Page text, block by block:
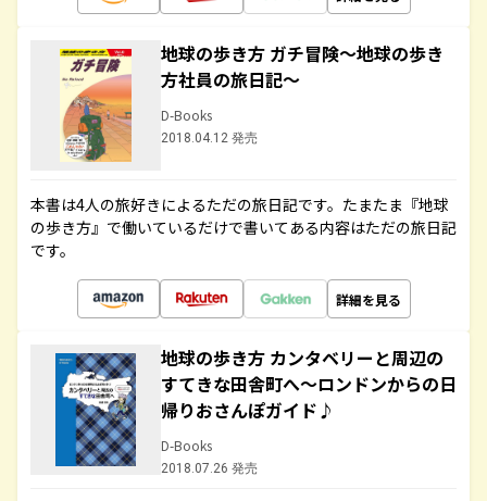
地球の歩き方 ガチ冒険～地球の歩き
方社員の旅日記～
D-Books
2018.04.12 発売
本書は4人の旅好きによるただの旅日記です。たまたま『地球
の歩き方』で働いているだけで書いてある内容はただの旅日記
です。
詳細を見る
地球の歩き方 カンタベリーと周辺の
すてきな田舎町へ～ロンドンからの日
帰りおさんぽガイド♪
D-Books
2018.07.26 発売